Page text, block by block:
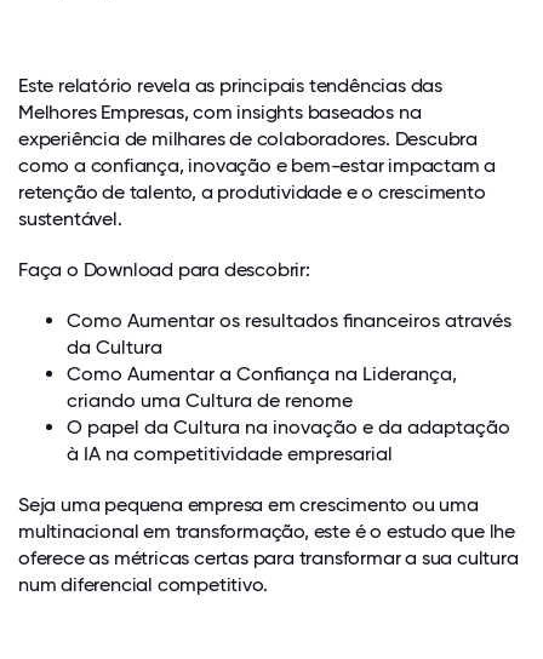
Este relatório revela as principais tendências das
Melhores Empresas, com insights baseados na
experiência de milhares de colaboradores. Descubra
como a confiança, inovação e bem-estar impactam a
retenção de talento, a produtividade e o crescimento
sustentável.
Faça o Download para descobrir:
Como Aumentar os resultados financeiros através
da Cultura
Como Aumentar a Confiança na Liderança,
criando uma Cultura de renome
O papel da Cultura na inovação e da adaptação
à IA na competitividade empresarial
Seja uma pequena empresa em crescimento ou uma
multinacional em transformação, este é o estudo que lhe
oferece as métricas certas para transformar a sua cultura
num diferencial competitivo.